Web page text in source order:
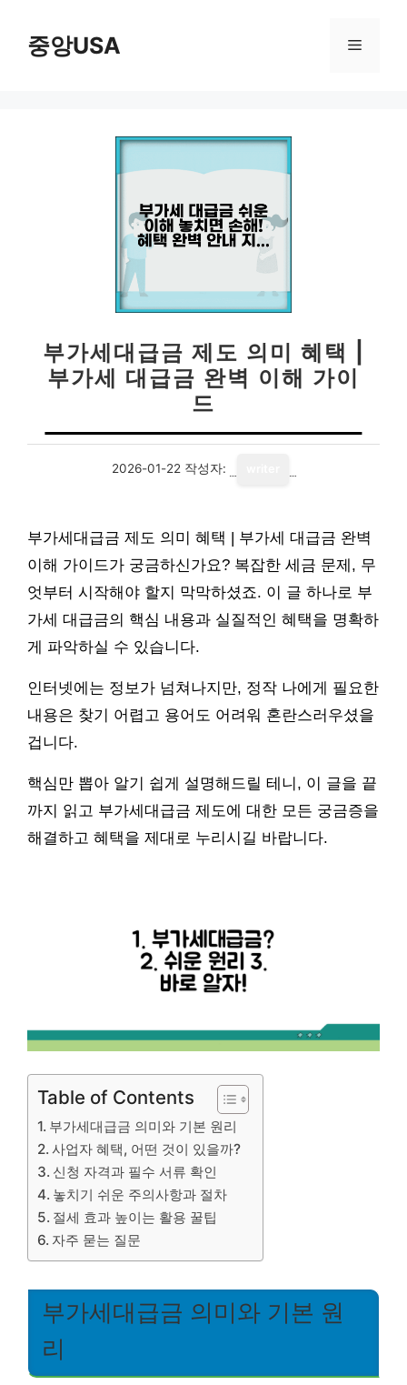
중앙USA 메
부가세대급금 제도 의미 혜택 |
부가세 대급금 완벽 이해 가이
드
2026-01-22 작성자:
부가세대급금 제도 의미 혜택 | 부가세 대급금 완벽
이해 가이드가 궁금하신가요? 복잡한 세금 문제, 무
엇부터 시작해야 할지 막막하셨죠. 이 글 하나로 부
가세 대급금의 핵심 내용과 실질적인 혜택을 명확하
게 파악하실 수 있습니다.
인터넷에는 정보가 넘쳐나지만, 정작 나에게 필요한
내용은 찾기 어렵고 용어도 어려워 혼란스러우셨을
겁니다.
핵심만 뽑아 알기 쉽게 설명해드릴 테니, 이 글을 끝
까지 읽고 부가세대급금 제도에 대한 모든 궁금증을
해결하고 혜택을 제대로 누리시길 바랍니다.
Table of Contents
부가세대급금 의미와 기본 원리
사업자 혜택, 어떤 것이 있을까?
신청 자격과 필수 서류 확인
놓치기 쉬운 주의사항과 절차
절세 효과 높이는 활용 꿀팁
자주 묻는 질문
부가세대급금 의미와 기본 원
리